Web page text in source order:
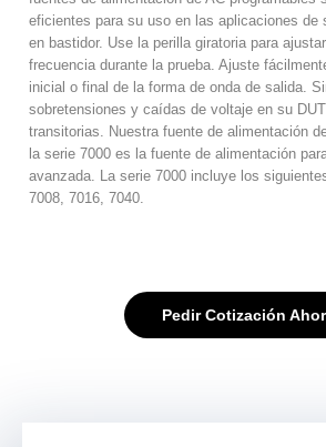
eficientes para su uso en las aplicaciones de
en bastidor. Use la perilla giratoria para
frecuencia durante la prueba. Ajuste
inicial o final de la forma de onda de salida.
sobretensiones y caídas de voltaje en su
transitorias. Nuestra fuente de alimentación
la serie 7000 es la fuente de alimentación
avanzada. La serie 7000 incluye los
7008, 7016, 7040.
Pedir Cotización